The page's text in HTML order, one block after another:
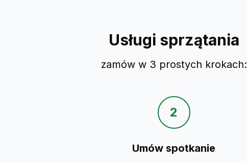
Usługi sprzątania
zamów w 3 prostych krokach:
2
Umów spotkanie